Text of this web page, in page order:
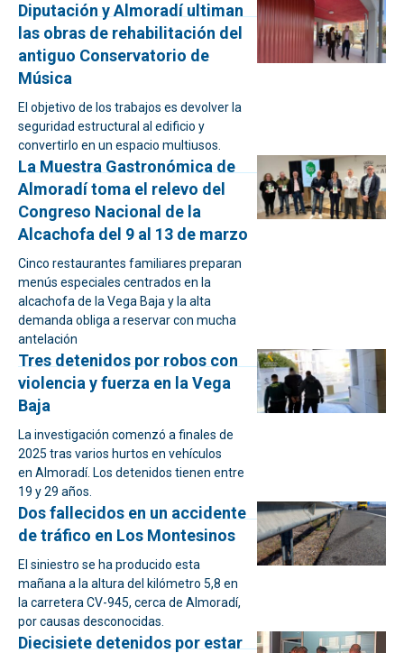
Diputación y Almoradí ultiman
las obras de rehabilitación del
antiguo Conservatorio de
Música
El objetivo de los trabajos es devolver la
seguridad estructural al edificio y
convertirlo en un espacio multiusos.
La Muestra Gastronómica de
Almoradí toma el relevo del
Congreso Nacional de la
Alcachofa del 9 al 13 de marzo
Cinco restaurantes familiares preparan
menús especiales centrados en la
alcachofa de la Vega Baja y la alta
demanda obliga a reservar con mucha
antelación
Tres detenidos por robos con
violencia y fuerza en la Vega
Baja
La investigación comenzó a finales de
2025 tras varios hurtos en vehículos
en Almoradí. Los detenidos tienen entre
19 y 29 años.
Dos fallecidos en un accidente
de tráfico en Los Montesinos
El siniestro se ha producido esta
mañana a la altura del kilómetro 5,8 en
la carretera CV-945, cerca de Almoradí,
por causas desconocidas.
Diecisiete detenidos por estar